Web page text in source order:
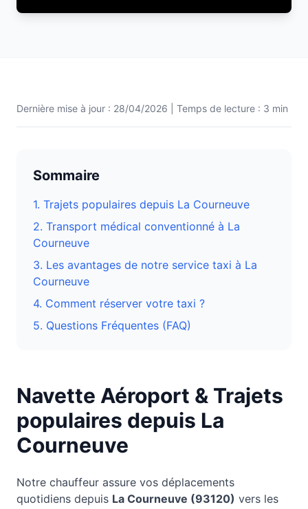
Dernière mise à jour : 28/04/2026 | Temps de lecture : 3 min
Sommaire
1. Trajets populaires depuis La Courneuve
2. Transport médical conventionné à La
Courneuve
3. Les avantages de notre service taxi à La
Courneuve
4. Comment réserver votre taxi ?
5. Questions Fréquentes (FAQ)
Navette Aéroport & Trajets
populaires depuis La
Courneuve
Notre chauffeur assure vos déplacements
quotidiens depuis La Courneuve (93120) vers les